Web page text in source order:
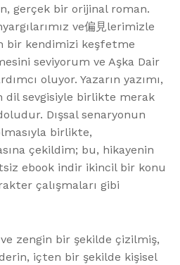
gerçek bir orijinal roman.
ve偏見lerimizle
bir kendimizi keşfetme
seviyorum ve Aşka Dair
oluyor. Yazarın yazımı,
dil sevgisiyle birlikte merak
Dışsal senaryonun
birlikte,
çekildim; bu, hikayenin
ebook indir ikincil bir konu
çalışmaları gibi
zengin bir şekilde çizilmiş,
içten bir şekilde kişisel